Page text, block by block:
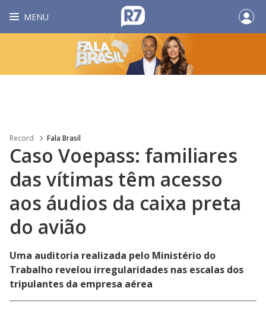
MENU
Record Fala Brasil
Caso Voepass: familiares
das vítimas têm acesso
aos áudios da caixa preta
do avião
Uma auditoria realizada pelo Ministério do
Trabalho revelou irregularidades nas escalas dos
tripulantes da empresa aérea